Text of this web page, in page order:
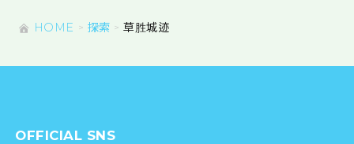
HOME 探索 草胜城迹
OFFICIAL SNS